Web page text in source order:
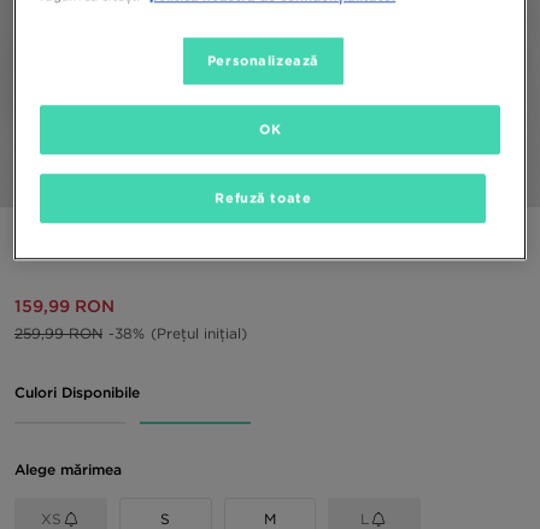
159,99 RON
259,99 RON -38% (Prețul inițial)
Culori Disponibile
Alege mărimea
XS S M L
Personalizează
Refuză toate
OK